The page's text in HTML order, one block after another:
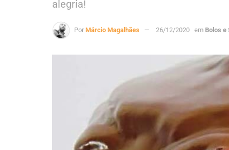
alegria!
Por Márcio Magalhães 26/12/2020 em Bolos e